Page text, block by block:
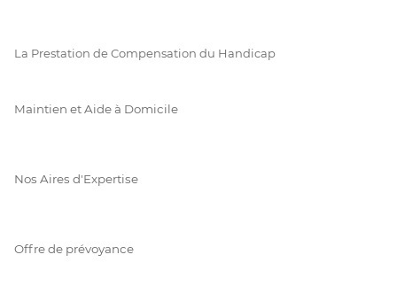
La Prestation de Compensation du Handicap
Maintien et Aide à Domicile
Nos Aires d'Expertise
Offre de prévoyance